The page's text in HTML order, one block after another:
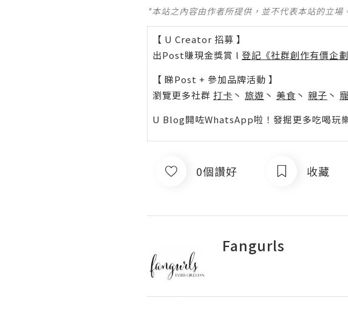
*本站之內容由作者所提供，並不代表本站的立
【 U Creator 招募 】
出Post賺現金獎賞 l 登記《社群創作有價企劃
【 睇Post + 參加品牌活動 】
瀏覽更多社群 打卡 丶 旅遊 丶 美食 丶 親子 丶
U Blog開咗WhatsApp啦！發掘更多吃喝玩
0個讚好 收藏
Fangurls